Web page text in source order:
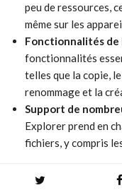
peu de ressources,
même sur les
Fonctionnalités de
fonctionnalités
telles que la copie,
renommage et la
Support de
Explorer prend en
fichiers, y compris
qui recherchent un